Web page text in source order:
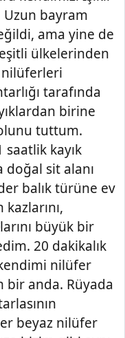
bayram
ama yine de
ülkelerinden
nilüferleri
tarafında
birine
tuttum.
saatlik kayık
doğal sit alanı
balık türüne ev
büyük bir
20 dakikalık
nilüfer
bir anda. Rüyada
beyaz nilüfer